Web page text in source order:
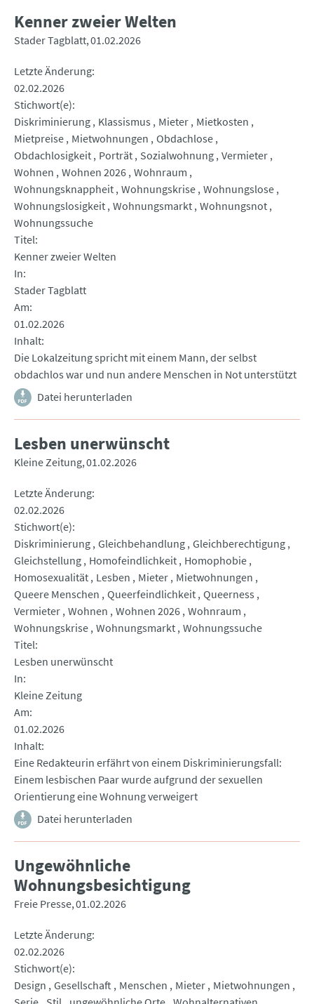
Kenner zweier Welten
Stader Tagblatt 01.02.2026
Letzte Änderung
02.02.2026
Stichwort(e)
Diskriminierung Klassismus Mieter Mietkosten
Mietpreise Mietwohnungen Obdachlose
Obdachlosigkeit Porträt Sozialwohnung Vermieter
Wohnen Wohnen 2026 Wohnraum
Wohnungsknappheit Wohnungskrise Wohnungslose
Wohnungslosigkeit Wohnungsmarkt Wohnungsnot
Wohnungssuche
Titel
Kenner zweier Welten
In
Stader Tagblatt
Am
01.02.2026
Inhalt
Die Lokalzeitung spricht mit einem Mann, der selbst
obdachlos war und nun andere Menschen in Not unterstützt
Datei herunterladen
Lesben unerwünscht
Kleine Zeitung 01.02.2026
Letzte Änderung
02.02.2026
Stichwort(e)
Diskriminierung Gleichbehandlung Gleichberechtigung
Gleichstellung Homofeindlichkeit Homophobie
Homosexualität Lesben Mieter Mietwohnungen
Queere Menschen Queerfeindlichkeit Queerness
Vermieter Wohnen Wohnen 2026 Wohnraum
Wohnungskrise Wohnungsmarkt Wohnungssuche
Titel
Lesben unerwünscht
In
Kleine Zeitung
Am
01.02.2026
Inhalt
Eine Redakteurin erfährt von einem Diskriminierungsfall:
Einem lesbischen Paar wurde aufgrund der sexuellen
Orientierung eine Wohnung verweigert
Datei herunterladen
Ungewöhnliche
Wohnungsbesichtigung
Freie Presse 01.02.2026
Letzte Änderung
02.02.2026
Stichwort(e)
Design Gesellschaft Menschen Mieter Mietwohnungen